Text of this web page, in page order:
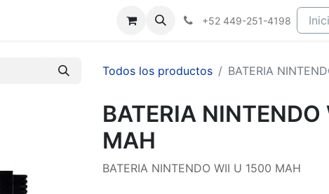
+52 449-251-4198
Todos los productos BATERIA
BATERIA
MAH
BATERIA NINTENDO WII U 1500 MAH